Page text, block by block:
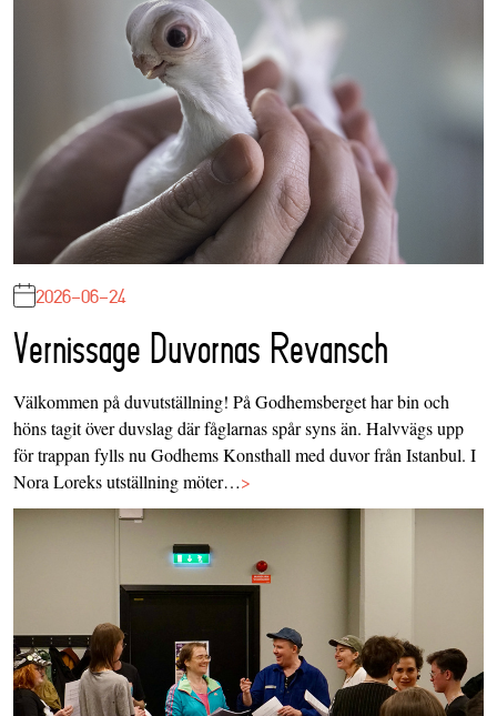
2026-06-24
Vernissage Duvornas Revansch
Välkommen på duvutställning! På Godhemsberget har bin och
höns tagit över duvslag där fåglarnas spår syns än. Halvvägs upp
för trappan fylls nu Godhems Konsthall med duvor från Istanbul. I
Nora Loreks utställning möter…>